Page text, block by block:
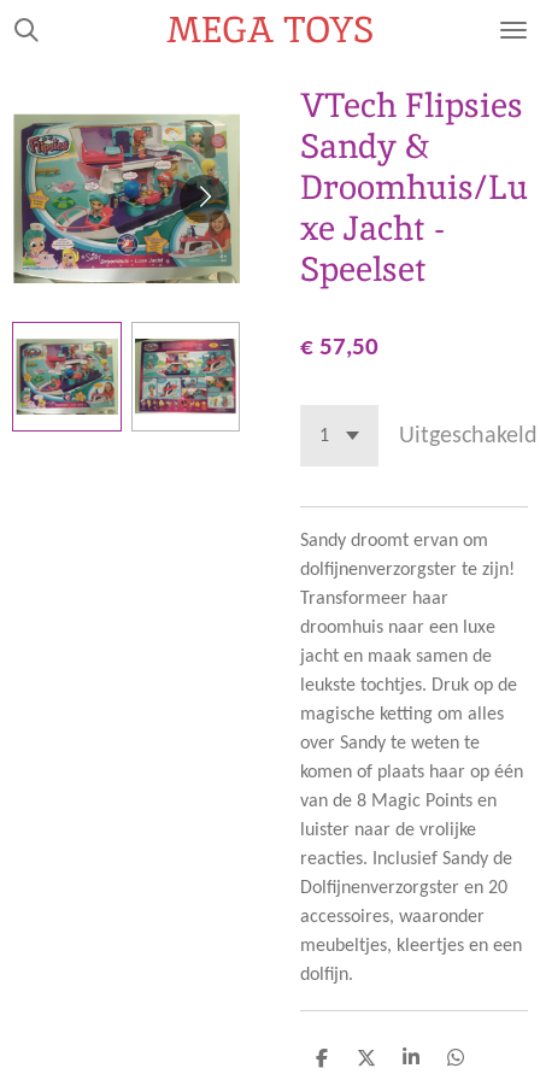
Ga
de
hoofdinhoud
MEGA TOYS
VTech Flipsies
Sandy &
Droomhuis/Lu
xe Jacht -
Speelset
€ 57,50
Uitgeschakeld
Sandy droomt ervan om
dolfijnenverzorgster te zijn!
Transformeer haar
droomhuis naar een luxe
jacht en maak samen de
leukste tochtjes. Druk op de
magische ketting om alles
over Sandy te weten te
komen of plaats haar op één
van de 8 Magic Points en
luister naar de vrolijke
reacties. Inclusief Sandy de
Dolfijnenverzorgster en 20
accessoires, waaronder
meubeltjes, kleertjes en een
dolfijn.
D
D
S
D